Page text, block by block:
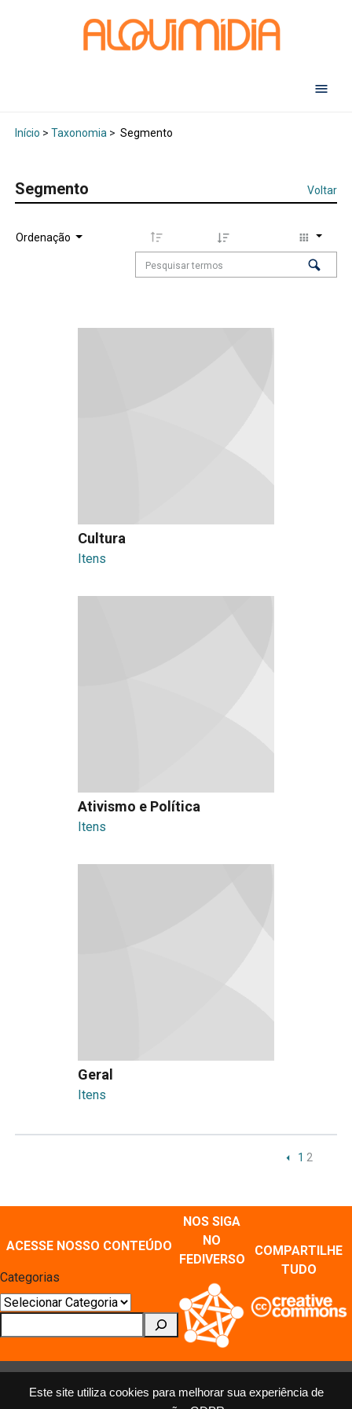
Este site utiliza cookies para melhorar sua experiência de
Início > Taxonomia> Segmento
Segmento Voltar
Ordenação
Cultura
Itens
Ativismo e Política
Itens
Geral
Itens
1 2
ACESSE NOSSO CONTEÚDO
Categorias
NOS SIGA
NO
FEDIVERSO
COMPARTILHE
TUDO